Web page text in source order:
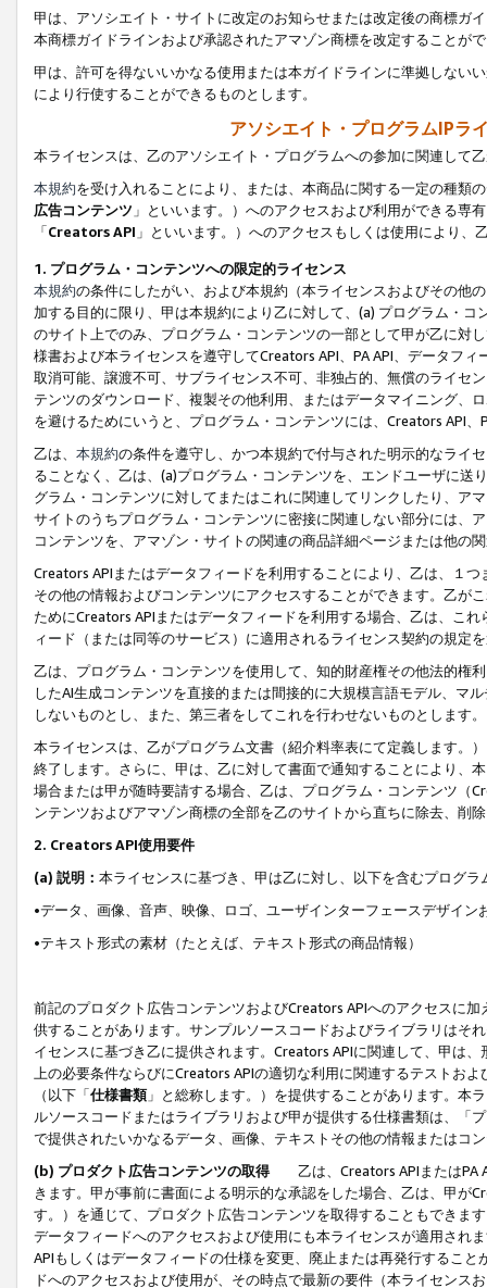
甲は、アソシエイト・サイトに改定のお知らせまたは改定後の商標ガ
本商標ガイドラインおよび承認されたアマゾン商標を改定することが
甲は、許可を得ないいかなる使用または本ガイドラインに準拠しない
により行使することができるものとします。
アソシエイト・プログラムIPラ
本ライセンスは、乙のアソシエイト・プログラムへの参加に関連して
本規約を受け入れることにより、または、本商品に関する一定の種類
広告コンテンツ 」といいます。）へのアクセスおよび利用ができる専
「Creators API 」といいます。）へのアクセスもしくは使用により
1. プログラム・コンテンツへの限定的ライセンス
本規約の条件にしたがい、および本規約（本ライセンスおよびその他
加する目的に限り、甲は本規約により乙に対して、(a) プログラム・
のサイト上でのみ、プログラム・コンテンツの一部として甲が乙に対
様書および本ライセンスを遵守してCreators API、PA API、データフ
取消可能、譲渡不可、サブライセンス不可、非独占的、無償のライセ
テンツのダウンロード、複製その他利用、またはデータマイニング、
を避けるためにいうと、プログラム・コンテンツには、Creators API
乙は、 本規約の条件を遵守し、かつ本規約で付与された明示的なライ
ることなく、乙は、(a)プログラム・コンテンツを、エンドユーザに
グラム・コンテンツに対してまたはこれに関連してリンクしたり、ア
サイトのうちプログラム・コンテンツに密接に関連しない部分には、
コンテンツを、アマゾン・サイトの関連の商品詳細ページまたは他の
Creators APIまたはデータフィードを利用することにより、乙は、１
その他の情報およびコンテンツにアクセスすることができます。乙が
ためにCreators APIまたはデータフィードを利用する場合、乙は、こ
ィード（または同等のサービス）に適用されるライセンス契約の規定
乙は、プログラム・コンテンツを使用して、知的財産権その他法的権
したAI生成コンテンツを直接的または間接的に大規模言語モデル、マ
しないものとし、また、第三者をしてこれを行わせないものとします。
本ライセンスは、乙がプログラム文書（紹介料率表にて定義します。
終了します。さらに、甲は、乙に対して書面で通知することにより、
場合または甲が随時要請する場合、乙は、プログラム・コンテンツ（
ンテンツおよびアマゾン商標の全部を乙のサイトから直ちに除去、削
2. Creators API使用要件
(a) 説明： 本ライセンスに基づき、甲は乙に対し、以下を含むプログ
•データ、画像、音声、映像、ロゴ、ユーザインターフェースデザイ
•テキスト形式の素材（たとえば、テキスト形式の商品情報）
前記のプロダクト広告コンテンツおよびCreators APIへのアクセスに
供することがあります。サンプルソースコードおよびライブラリはそ
イセンスに基づき乙に提供されます。Creators APIに関連して、甲は
上の必要条件ならびにCreators APIの適切な利用に関連するテストお
（以下「仕様書類」と総称します。）を提供することがあります。本
ルソースコードまたはライブラリおよび甲が提供する仕様書類は、「
で提供されたいかなるデータ、画像、テキストその他の情報またはコ
(b) プロダクト広告コンテンツの取得
乙は、Creators APIまたはPA
きます。甲が事前に書面による明示的な承認をした場合、乙は、甲が
す。）を通じて、プロダクト広告コンテンツを取得することもできま
データフィードへのアクセスおよび使用にも本ライセンスが適用され
APIもしくはデータフィードの仕様を変更、廃止または再発行するこ
ドへのアクセスおよび使用が、その時点で最新の要件（本ライセン